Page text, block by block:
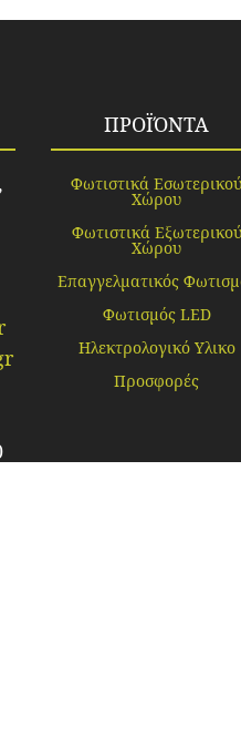
ΠΡΟΪΌΝΤΑ
Φωτιστικά Εσωτερικού
Χώρου
Φωτιστικά Εξωτερικού
Χώρου
Επαγγελματικός
Φωτισμός LED
Ηλεκτρολογικό Υλικο
Προσφορές